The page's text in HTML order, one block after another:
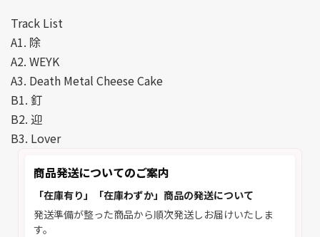
Track List
A1. 除
A2. WEYK
A3. Death Metal Cheese Cake
B1. 釘
B2. 迎
B3. Lover
商品発送についてのご案内
「在庫有り」「在庫わずか」商品の発送について
発送準備が整った商品から順次発送しお届けいたしま
す。